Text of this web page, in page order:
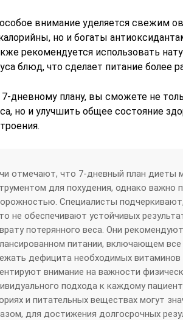
внимание уделяется свежим
но и богаты
рекомендуется использовать
блюд, что сделает питание более
дневному плану, вы сможете не
но и улучшить общее состояние
отмечают, что 7-дневный план
для похудения, однако важно
Специалисты
не обеспечивают устойчивых
потерянного веса. Они
питании, включающем
дефицита необходимых витаминов
внимание на важности
подхода к каждому
и питательных веществах могут
для достижения долгосрочных